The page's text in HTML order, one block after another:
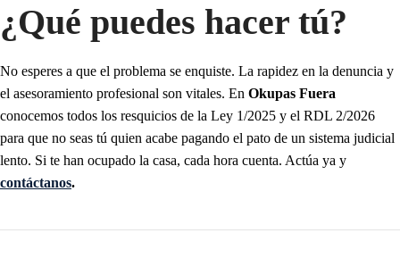
¿Qué puedes hacer tú?
No esperes a que el problema se enquiste. La rapidez en la denuncia y
el asesoramiento profesional son vitales. En Okupas Fuera
conocemos todos los resquicios de la Ley 1/2025 y el RDL 2/2026
para que no seas tú quien acabe pagando el pato de un sistema judicial
lento. Si te han ocupado la casa, cada hora cuenta. Actúa ya y
contáctanos.